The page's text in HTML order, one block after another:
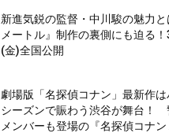
新進気鋭の監督・中川駿の魅力
メートル』制作の裏側にも迫る！
(金)全国公開
劇場版「名探偵コナン」最新作
シーズンで賑わう渋谷が舞台！
メンバーも登場の『名探偵コナ